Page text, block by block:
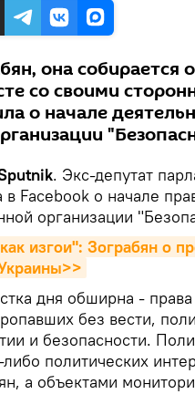
она собирается
со своими
о начале
. Экс-депутат
Facebook о начале
организации
изгои": Зограбян о
дня обширна -
без вести,
и безопасности.
политических
а объектами